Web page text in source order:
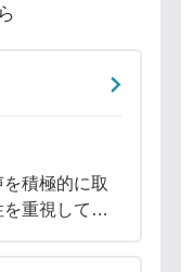
積極的に取
重視して設
社員一人ひ